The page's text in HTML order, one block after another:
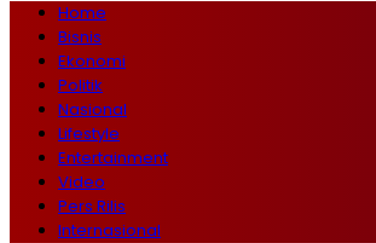
Home
Bisnis
Ekonomi
Politik
Nasional
Lifestyle
Entertainment
Video
Pers Rilis
Internasional